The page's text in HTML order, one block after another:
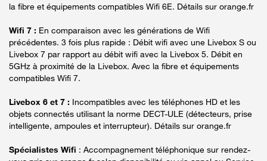
la fibre et équipements compatibles Wifi 6E. Détails sur orange.fr
Wifi 7 : En comparaison avec les générations de Wifi
précédentes. 3 fois plus rapide : Débit wifi avec une Livebox S ou
Livebox 7 par rapport au débit wifi avec la Livebox 5. Débit en
5GHz à proximité de la Livebox. Avec la fibre et équipements
compatibles Wifi 7.
Livebox 6 et 7 : Incompatibles avec les téléphones HD et les
objets connectés utilisant la norme DECT-ULE (détecteurs, prise
intelligente, ampoules et interrupteur). Détails sur orange.fr
Spécialistes Wifi : Accompagnement téléphonique sur rendez-